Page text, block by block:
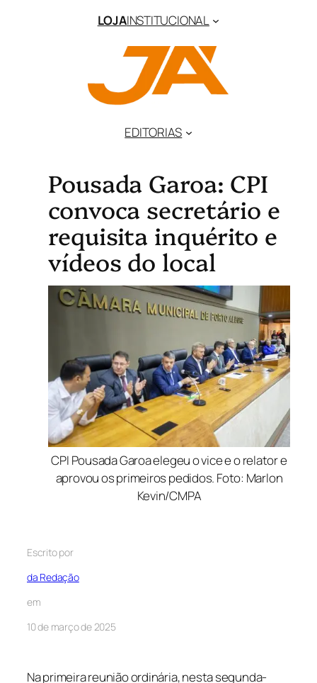
LOJAINSTITUCIONAL
EDITORIAS
Pousada Garoa: CPI
convoca secretário e
requisita inquérito e
vídeos do local
CPI Pousada Garoa elegeu o vice e o relator e
aprovou os primeiros pedidos. Foto: Marlon
Kevin/CMPA
Escrito por
da Redação
em
10 de março de 2025
Na primeira reunião ordinária, nesta segunda-